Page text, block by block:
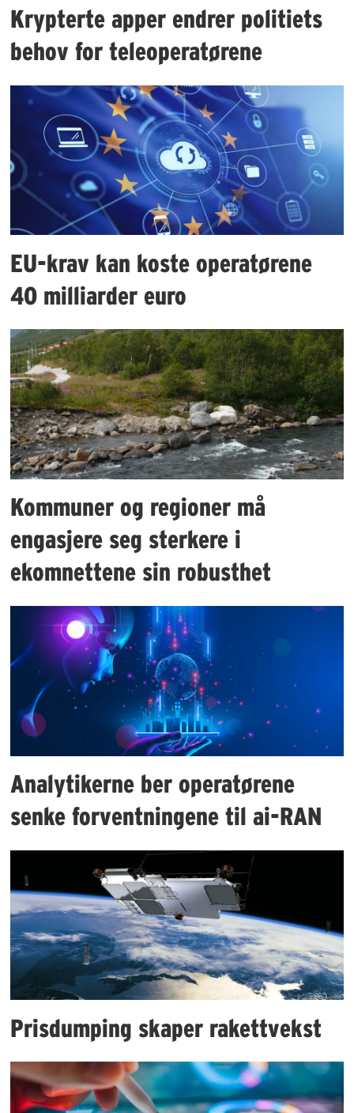
Krypterte apper endrer politiets
behov for teleoperatørene
EU-krav kan koste operatørene
40 milliarder euro
Kommuner og regioner må
engasjere seg sterkere i
ekomnettene sin robusthet
Analytikerne ber operatørene
senke forventningene til ai-RAN
Prisdumping skaper rakettvekst